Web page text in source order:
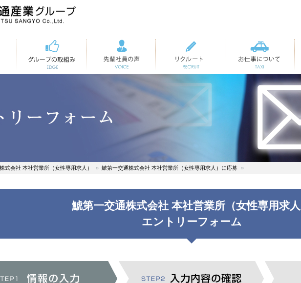
第一交通の取組み 先輩社員の声 リクルート お仕事について
式会社 本社営業所（女性専用求人） 鯱第一交通株式会社 本社営業所（女性専用求人）に応募
鯱第一交通株式会社 本社営業所（女性専用求
エントリーフォーム